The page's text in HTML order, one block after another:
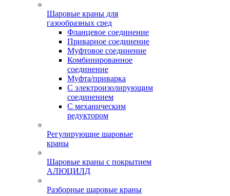
Шаровые краны для
газообразных сред
Фланцевое соединение
Приварное соединение
Муфтовое соединение
Комбинированное
соединение
Муфта/приварка
С электроизолирующим
соединением
С механическим
редуктором
Регулирующие шаровые
краны
Шаровые краны с покрытием
АЛЮЦИЛД
Разборные шаровые краны